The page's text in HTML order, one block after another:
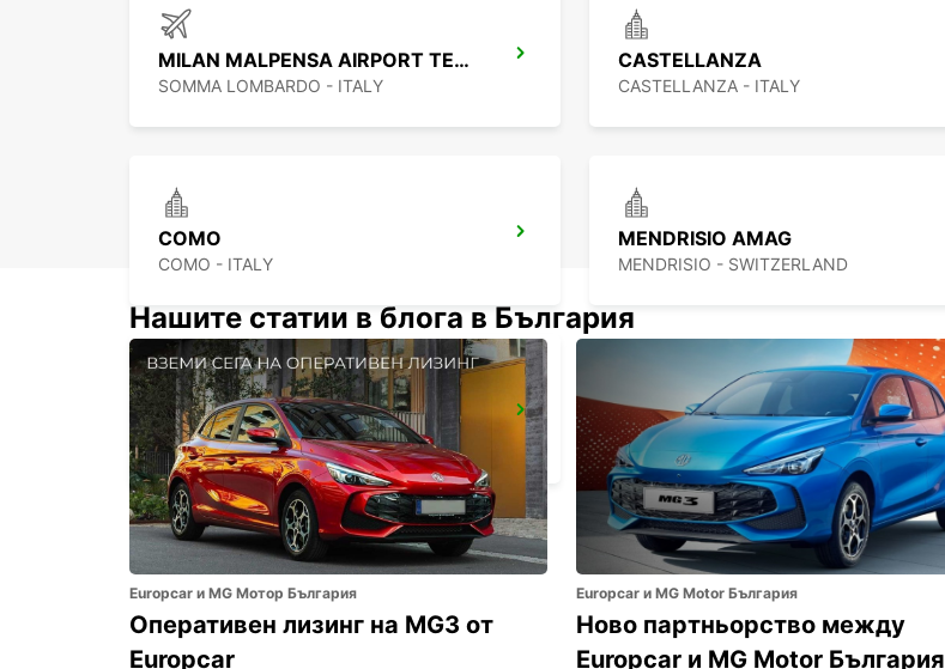
MILAN MALPENSA AIRPORT TERMINAL 2
SOMMA LOMBARDO - ITALY
CASTELLANZA
CASTELLANZA - ITALY
COMO
COMO - ITALY
MENDRISIO AMAG
MENDRISIO - SWITZERLAND
MILAN VIALE ARETUSA
MILANO - ITALY
MILAN VIALE SARCA
MILANO - ITALY
Нашите статии в блога в България
Europcar и MG Мотор България
Оперативен лизинг на MG3 от
Europcar
Europcar и MG Motor България
Ново партньорство между
Europcar и MG Motor България